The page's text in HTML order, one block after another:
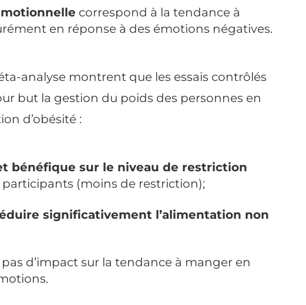
correspond à la tendance à
en réponse à des émotions négatives.
analyse montrent que les essais contrôlés
but la gestion du poids des personnes en
d’obésité :
bénéfique sur le niveau de restriction
participants (moins de restriction);
significativement l’alimentation non
d’impact sur la tendance à manger en